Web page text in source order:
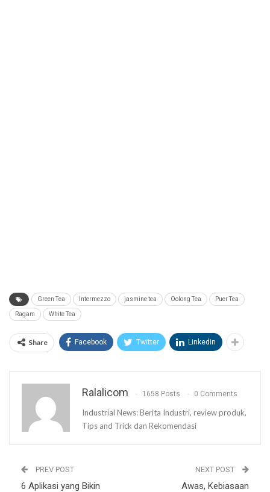
Green Tea Intermezzo jasmine tea Oolong Tea Puer Tea
Ragam White Tea
Share Facebook Twitter Linkedin
Ralalicom 1658 Posts 0 Comments
Industrial News: Berita Industri, review produk,
Tips and Trick dan Rekomendasi
PREV POST
6 Aplikasi yang Bikin
NEXT POST
Awas, Kebiasaan